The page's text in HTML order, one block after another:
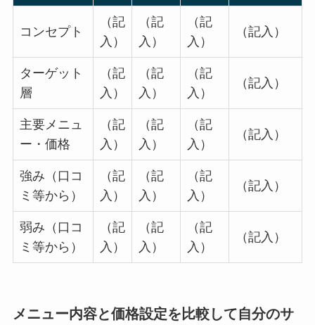
コンセプト
（記
入）
（記
入）
（記
入）
（記入）
ターゲット
層
（記
入）
（記
入）
（記
入）
（記入）
主要メニュ
ー・価格
（記
入）
（記
入）
（記
入）
（記入）
強み（口コ
ミ等から）
（記
入）
（記
入）
（記
入）
（記入）
弱み（口コ
ミ等から）
（記
入）
（記
入）
（記
入）
（記入）
メニュー内容と価格設定を比較して自分のサ